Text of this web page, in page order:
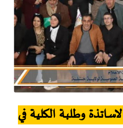
خرجة علمية رقم :2 لاساتذة وطلبة الكلية في